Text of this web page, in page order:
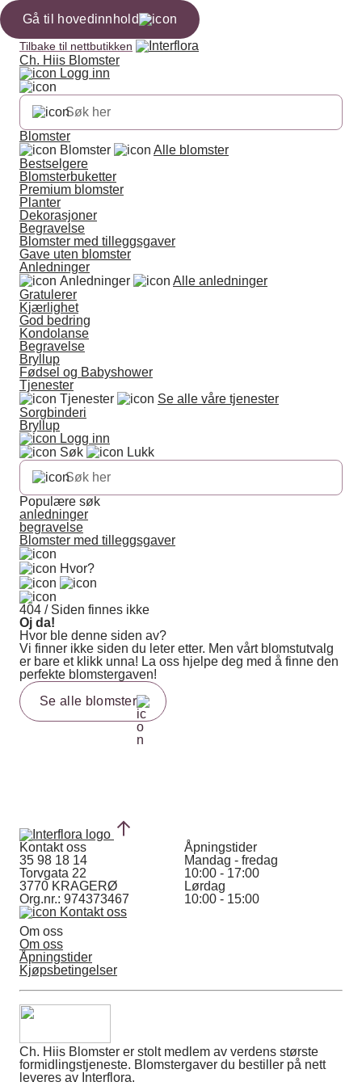
Gå til hovedinnhold
Tilbake til nettbutikken
Ch. Hiis Blomster
Logg inn
Blomster
Blomster
Alle blomster
Bestselgere
Blomsterbuketter
Premium blomster
Planter
Dekorasjoner
Begravelse
Blomster med tilleggsgaver
Gave uten blomster
Anledninger
Anledninger
Alle anledninger
Gratulerer
Kjærlighet
God bedring
Kondolanse
Begravelse
Bryllup
Fødsel og Babyshower
Tjenester
Tjenester
Se alle våre tjenester
Sorgbinderi
Bryllup
Logg inn
Søk
Lukk
Populære søk
anledninger
begravelse
Blomster med tilleggsgaver
Hvor?
404 / Siden finnes ikke
Oj da!
Hvor ble denne siden av?
Vi finner ikke siden du leter etter. Men vårt blomstutvalg
er bare et klikk unna! La oss hjelpe deg med å finne den
perfekte blomstergaven!
Se alle blomster
Kontakt oss
35 98 18 14
Torvgata 22
3770 KRAGERØ
Org.nr.: 974373467
Kontakt oss
Åpningstider
Mandag - fredag
10:00 - 17:00
Lørdag
10:00 - 15:00
Om oss
Om oss
Åpningstider
Kjøpsbetingelser
Ch. Hiis Blomster er stolt medlem av verdens største
formidlingstjeneste. Blomstergaver du bestiller på nett
leveres av Interflora.